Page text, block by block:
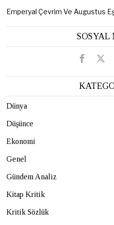
Emperyal Çevrim Ve Augustus
SOSYAL
Dünya
Düşünce
Ekonomi
Genel
Gündem Analiz
Kitap Kritik
Kritik Sözlük